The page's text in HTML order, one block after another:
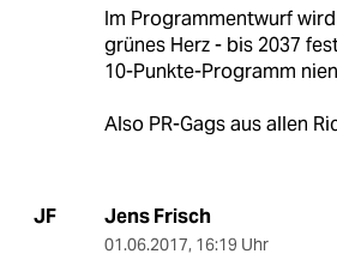
Im Programmentwurf
grünes Herz - bis 2037
10-Punkte-Programm
Also PR-Gags aus allen
JF Jens Frisch
01.06.2017, 16:19 Uhr